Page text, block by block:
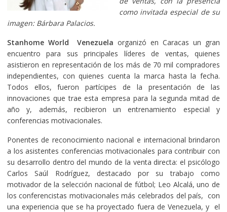
como invitada especial de su
imagen: Bárbara Palacios.
Stanhome World Venezuela organizó en Caracas un gran
encuentro para sus principales líderes de ventas, quienes
asistieron en representación de los más de 70 mil compradores
independientes, con quienes cuenta la marca hasta la fecha.
Todos ellos, fueron partícipes de la presentación de las
innovaciones que trae esta empresa para la segunda mitad de
año y, además, recibieron un entrenamiento especial y
conferencias motivacionales.
Ponentes de reconocimiento nacional e internacional brindaron
a los asistentes conferencias motivacionales para contribuir con
su desarrollo dentro del mundo de la venta directa: el psicólogo
Carlos Saúl Rodríguez, destacado por su trabajo como
motivador de la selección nacional de fútbol; Leo Alcalá, uno de
los conferencistas motivacionales más celebrados del país, con
una experiencia que se ha proyectado fuera de Venezuela, y el